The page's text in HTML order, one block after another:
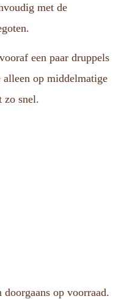
met de
een paar druppels
alleen op middelmatige
zo snel.
op voorraad.